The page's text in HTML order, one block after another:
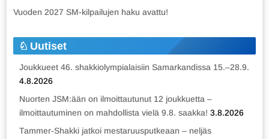
Vuoden 2027 SM-kilpailujen haku avattu!
Uutiset
Joukkueet 46. shakkiolympialaisiin Samarkandissa 15.–28.9.
4.8.2026
Nuorten JSM:ään on ilmoittautunut 12 joukkuetta –
ilmoittautuminen on mahdollista vielä 9.8. saakka! 3.8.2026
Tammer-Shakki jatkoi mestaruusputkeaan – neljäs